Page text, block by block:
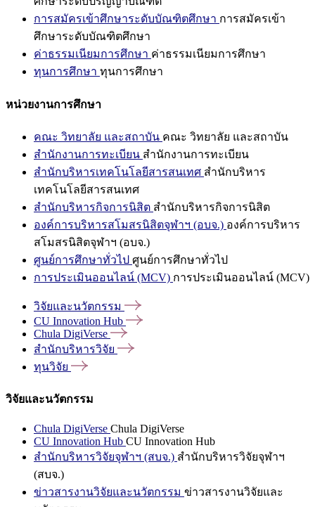
การสมัครเข้าศึกษาระดับบัณฑิตศึกษา การสมัครเข้า
ศึกษาระดับบัณฑิตศึกษา
ค่าธรรมเนียมการศึกษา ค่าธรรมเนียมการศึกษา
ทุนการศึกษา ทุนการศึกษา
หน่วยงานการศึกษา
คณะ วิทยาลัย และสถาบัน คณะ วิทยาลัย และสถาบัน
สำนักงานการทะเบียน สำนักงานการทะเบียน
สำนักบริหารเทคโนโลยีสารสนเทศ สำนักบริหาร
เทคโนโลยีสารสนเทศ
สำนักบริหารกิจการนิสิต สำนักบริหารกิจการนิสิต
องค์การบริหารสโมสรนิสิตจุฬาฯ (อบจ.) องค์การบริหาร
สโมสรนิสิตจุฬาฯ (อบจ.)
ศูนย์การศึกษาทั่วไป ศูนย์การศึกษาทั่วไป
การประเมินออนไลน์ (MCV) การประเมินออนไลน์ (MCV)
วิจัยและนวัตกรรม
CU Innovation Hub
Chula DigiVerse
สำนักบริหารวิจัย
ทุนวิจัย
วิจัยและนวัตกรรม
Chula DigiVerse Chula DigiVerse
CU Innovation Hub CU Innovation Hub
สำนักบริหารวิจัยจุฬาฯ (สบจ.) สำนักบริหารวิจัยจุฬาฯ
(สบจ.)
ข่าวสารงานวิจัยและนวัตกรรม ข่าวสารงานวิจัยและ